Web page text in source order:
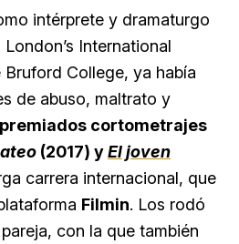
intérprete y dramaturgo
International
College, ya había
de abuso, maltrato y
cortometrajes
(2017) yEl joven
carrera internacional, que
Filmin. Los rodó
con la que también